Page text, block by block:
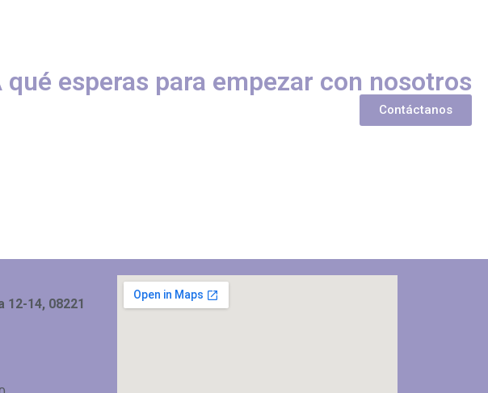
qué esperas para empezar con nosotros
Contáctanos
12-14, 08221